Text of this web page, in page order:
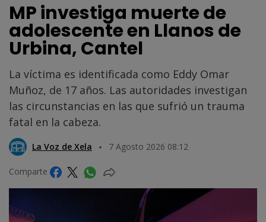
MP investiga muerte de
adolescente en Llanos de
Urbina, Cantel
La víctima es identificada como Eddy Omar
Muñoz, de 17 años. Las autoridades investigan
las circunstancias en las que sufrió un trauma
fatal en la cabeza.
La Voz de Xela 7 Agosto 2026 08:12
Comparte